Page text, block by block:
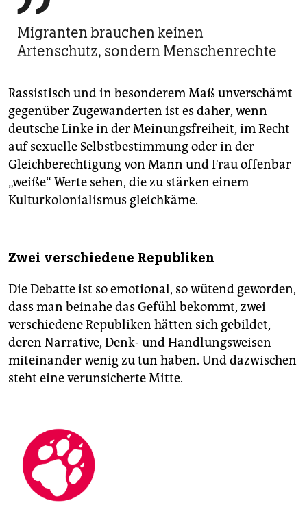
Migranten brauchen keinen
Artenschutz, sondern Menschenrechte
Rassistisch und in besonderem Maß unverschämt
gegenüber Zugewanderten ist es daher, wenn
deutsche Linke in der Meinungsfreiheit, im Recht
auf sexuelle Selbstbestimmung oder in der
Gleichberechtigung von Mann und Frau offenbar
„weiße“ Werte sehen, die zu stärken einem
Kulturkolonialismus gleichkäme.
Zwei verschiedene Republiken
Die Debatte ist so emotional, so wütend geworden,
dass man beinahe das Gefühl bekommt, zwei
verschiedene Republiken hätten sich gebildet,
deren Narrative, Denk- und Handlungsweisen
miteinander wenig zu tun haben. Und dazwischen
steht eine verunsicherte Mitte.